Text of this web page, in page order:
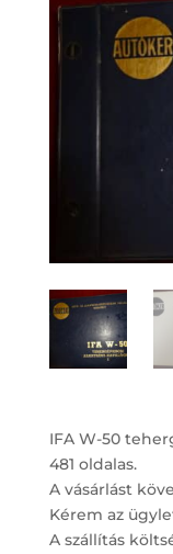
IFA W-50
481 oldalas.
A vásárlást
Kérem az
A szállítás